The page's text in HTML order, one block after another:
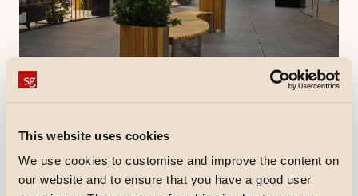
This website uses cookies
We use cookies to customise and improve the content on
our website and to ensure that you have a good user
Referenties
Het Mozes Centrum in Nittedal is onlangs heropend na
een uitbreiding. SG hielp de verlichting toen het
winkelcentrum in omvang verdubbelde.
Ontdek meer